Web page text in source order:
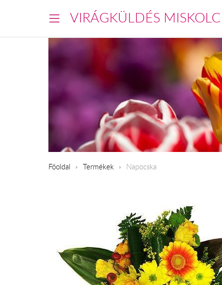
VIRÁGKÜLDÉS MISKOLC
Főoldal Termékek Napocska